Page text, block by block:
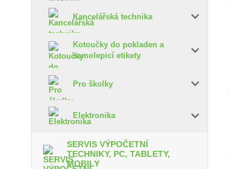
Kancelářská technika
Kotoučky do pokladen a
samolepicí etikety
Pro školky
Elektronika
SERVIS VÝPOČETNÍ
TECHNIKY, PC, TABLETY,
MOBILY